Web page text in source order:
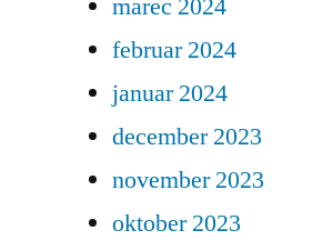
februar 2024
januar 2024
december 2023
november 2023
oktober 2023